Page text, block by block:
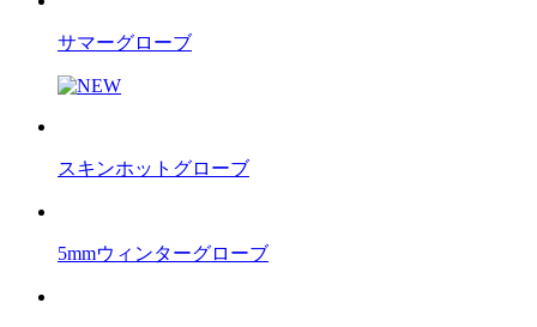
サマーグローブ
スキンホットグローブ
5mmウィンターグローブ